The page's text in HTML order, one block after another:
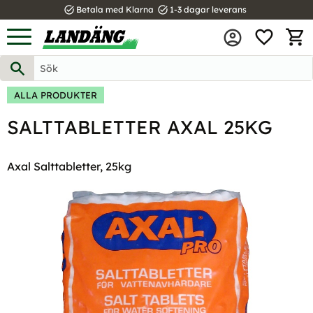
Meny
task_alt Betala med Klarna task_alt 1-3 dagar leverans
ALLA PRODUKTER
SALTTABLETTER AXAL 25KG
Axal Salttabletter, 25kg